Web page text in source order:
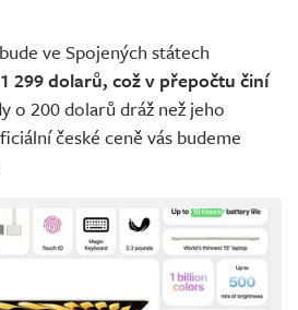
ve Spojených státech
299 dolarů, což v přepočtu činí
o 200 dolarů dráž než jeho
české ceně vás budeme